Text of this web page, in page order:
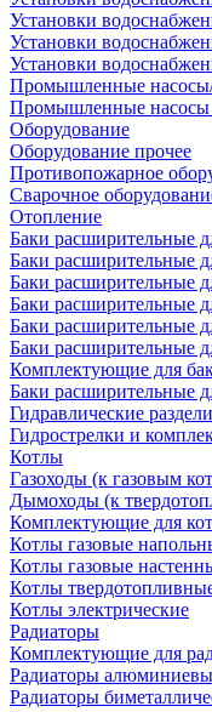
Установки
Установки
Установки
Промышленные
Промышленные насосы
Оборудование
Оборудование прочее
Противопожарное
Сварочное
Отопление
Баки расширительные
Баки расширительные
Баки расширительные
Баки расширительные
Баки расширительные
Баки расширительные
Комплектующие для
Баки
Гидравлические
Гидрострелки и
Котлы
Газоходы (к газовым
Дымоходы (к
Комплектующие для
Котлы газовые
Котлы газовые
Котлы
Котлы электрические
Радиаторы
Комплектующие для
Радиаторы
Радиаторы